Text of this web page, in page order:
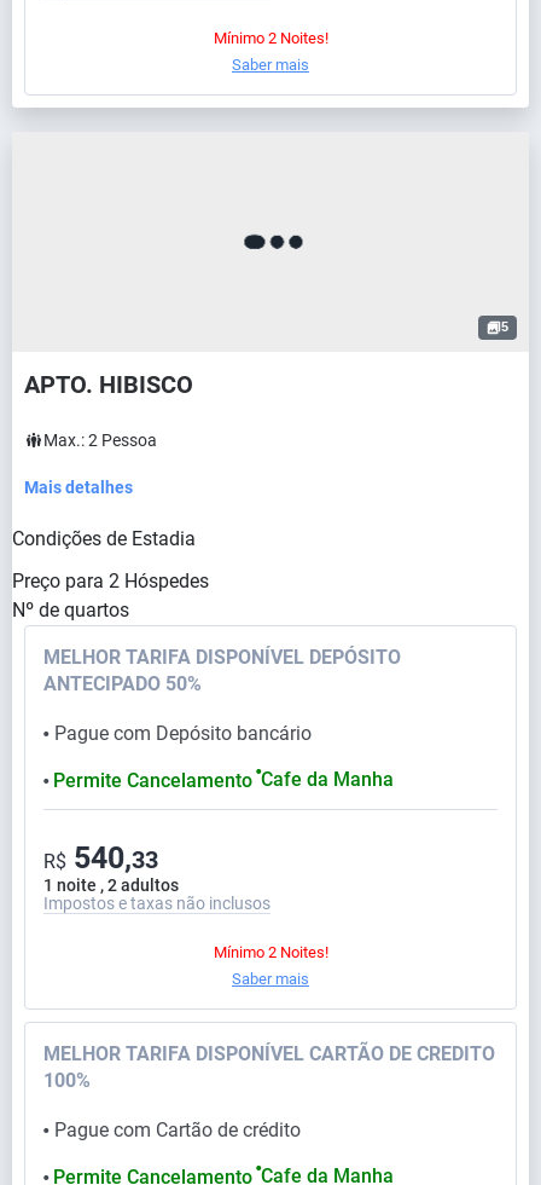
Mínimo 2 Noites!
Saber mais
5
APTO. HIBISCO
Max.:2 Pessoa
Mais detalhes
Condições de Estadia
Preço para 2 Hóspedes
Nº de quartos
MELHOR TARIFA DISPONÍVEL DEPÓSITO
ANTECIPADO 50%
⬤ Pague com Depósito bancário
⬤ Permite Cancelamento ⬤Cafe da Manha
1 noite , 2 adultos
R$ 540,33
Impostos e taxas não inclusos
Mínimo 2 Noites!
Saber mais
MELHOR TARIFA DISPONÍVEL CARTÃO DE CREDITO
100%
⬤ Pague com Cartão de crédito
⬤ Permite Cancelamento ⬤Cafe da Manha